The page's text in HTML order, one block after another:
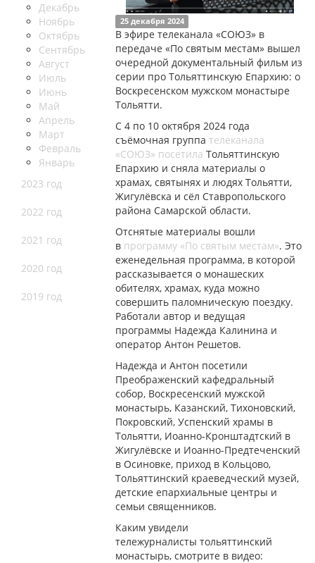
Декабрь
Ноябрь
Октябрь
Сентябрь
Август
Июль
Июнь
Май
Апрель
Март
Февраль
Январь
2023 год
2022 год
2021 год
2020 год
2019 год
25 декабря 2024
В эфире телеканала «СОЮЗ» в
передаче «По святым местам» вышел
очередной документальный фильм из
серии про Тольяттинскую Епархию: о
Воскресенском мужском монастыре
Тольятти.
С 4 по 10 октября 2024 года
съёмочная группателеканала
«СОЮЗ» посетила Тольяттинскую
Епархию и сняла материалы о
храмах, святынях и людях Тольятти,
Жигулёвска и сёл Ставропольского
района Самарской области.
Отснятые материалы вошли
в программу «По святым местам». Это
еженедельная программа, в которой
рассказывается о монашеских
обителях, храмах, куда можно
совершить паломническую поездку.
Работали автор и ведущая
программы Надежда Калинина и
оператор Антон Решетов.
Надежда и Антон посетили
Преображенский кафедральный
собор, Воскресенский мужской
монастырь, Казанский, Тихоновский,
Покровский, Успенский храмы в
Тольятти, Иоанно-Кронштадтский в
Жигулёвске и Иоанно-Предтеченский
в Осиновке, приход в Кольцово,
Тольяттинский краеведческий музей,
детские епархиальные центры и
семьи священников.
Каким увидели
тележурналисты тольяттинский
монастырь, смотрите в видео: